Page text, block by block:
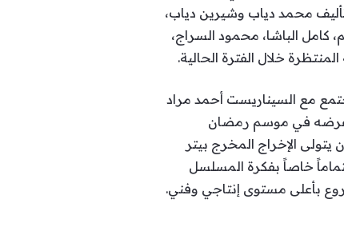
محمد دياب وشيرين دياب،
الباشا، محمود السراج،
خلال الفترة الحالية.
مع السيناريست أحمد مراد
عرضه في موسم رمضان
الإخراج المخرج بيتر
خاصاً بفكرة المسلسل
بأعلى مستوى إنتاجي وفني.